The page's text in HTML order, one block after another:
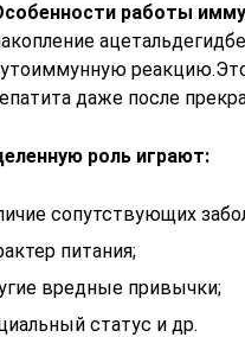
работы
даже после
роль играют:
сопутствующих
питания;
вредные привычки;
статус и др.